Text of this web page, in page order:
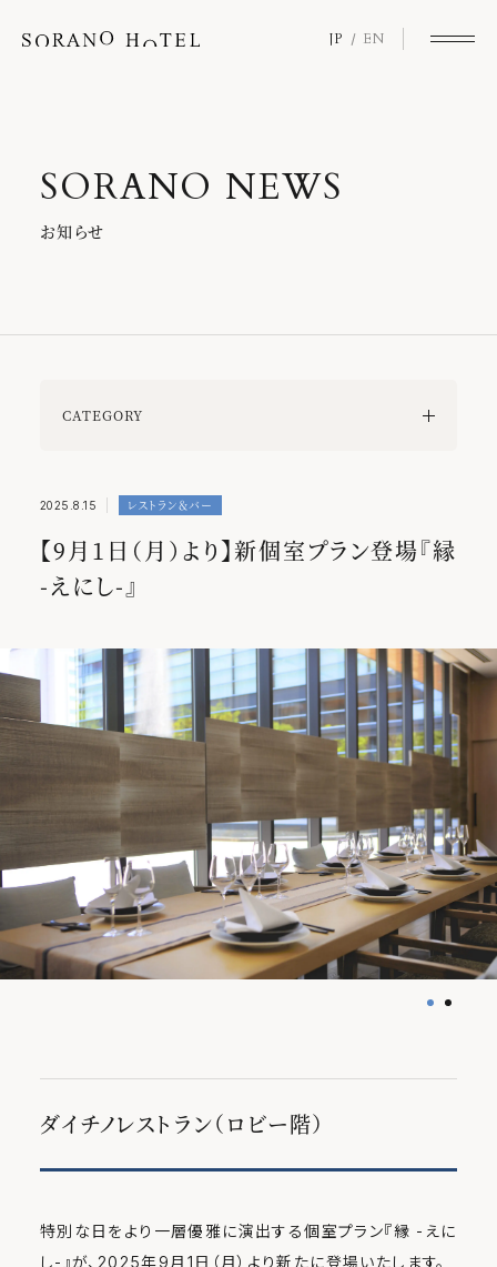
JP EN
SORANO NEWS
お知らせ
CATEGORY
SORANOロイヤリティプログラム
SORANOクオリティ
イベント
インフォメーション
レストラン＆バー
客室
プレスリリース
2025.8.15 レストラン＆バー
【9月1日（月）より】新個室プラン登場『縁
-えにし-』
ダイチノレストラン（ロビー階）
特別な日をより一層優雅に演出する個室プラン『縁 -えに
し-』が、2025年9月1日（月）より新たに登場いたします。